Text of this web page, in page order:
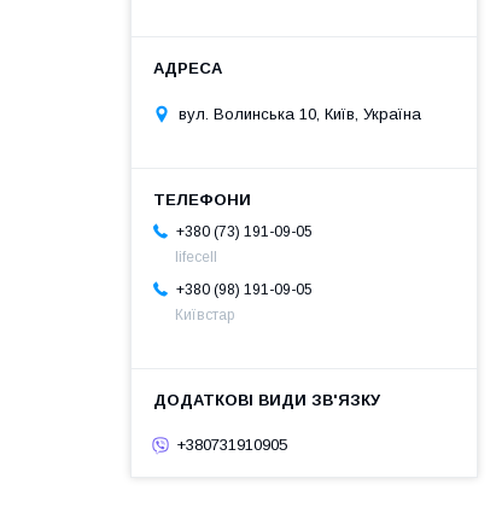
вул. Волинська 10, Київ, Україна
+380 (73) 191-09-05
lifecell
+380 (98) 191-09-05
Київстар
+380731910905